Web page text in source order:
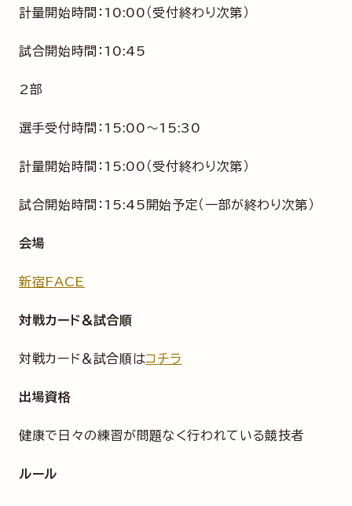
計量開始時間：10:00（受付終わり次第）
試合開始時間：10:45
2部
選手受付時間：15:00～15:30
計量開始時間：15:00（受付終わり次第）
試合開始時間：15:45開始予定（一部が終わり次第）
会場
新宿FACE
対戦カード＆試合順
対戦カード＆試合順はコチラ
出場資格
健康で日々の練習が問題なく行われている競技者
ルール